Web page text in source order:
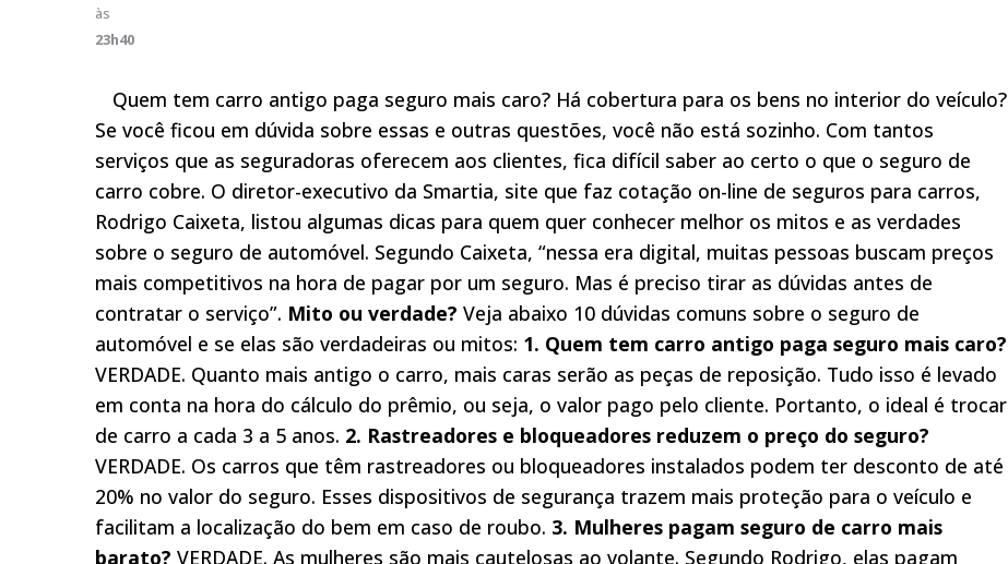
às
23h40
Quem tem carro antigo paga seguro mais caro? Há cobertura para os bens no interior do veículo?
Se você ficou em dúvida sobre essas e outras questões, você não está sozinho. Com tantos
serviços que as seguradoras oferecem aos clientes, fica difícil saber ao certo o que o seguro de
carro cobre. O diretor-executivo da Smartia, site que faz cotação on-line de seguros para carros,
Rodrigo Caixeta, listou algumas dicas para quem quer conhecer melhor os mitos e as verdades
sobre o seguro de automóvel. Segundo Caixeta, “nessa era digital, muitas pessoas buscam preços
mais competitivos na hora de pagar por um seguro. Mas é preciso tirar as dúvidas antes de
contratar o serviço”. Mito ou verdade? Veja abaixo 10 dúvidas comuns sobre o seguro de
automóvel e se elas são verdadeiras ou mitos: 1. Quem tem carro antigo paga seguro mais caro?
VERDADE. Quanto mais antigo o carro, mais caras serão as peças de reposição. Tudo isso é levado
em conta na hora do cálculo do prêmio, ou seja, o valor pago pelo cliente. Portanto, o ideal é trocar
de carro a cada 3 a 5 anos. 2. Rastreadores e bloqueadores reduzem o preço do seguro?
VERDADE. Os carros que têm rastreadores ou bloqueadores instalados podem ter desconto de até
20% no valor do seguro. Esses dispositivos de segurança trazem mais proteção para o veículo e
facilitam a localização do bem em caso de roubo. 3. Mulheres pagam seguro de carro mais
barato? VERDADE. As mulheres são mais cautelosas ao volante. Segundo Rodrigo, elas pagam